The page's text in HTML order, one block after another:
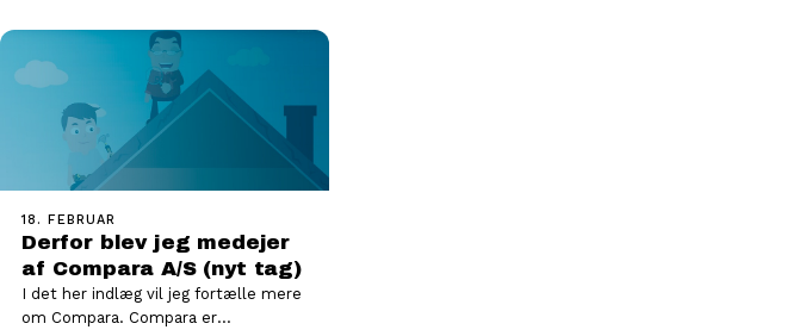
18. FEBRUAR
Derfor blev jeg medejer
af Compara A/S (nyt tag)
I det her indlæg vil jeg fortælle mere
om Compara. Compara er